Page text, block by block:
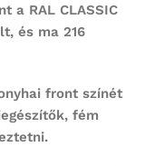
a RAL CLASSIC
és ma 216
front színét
fém